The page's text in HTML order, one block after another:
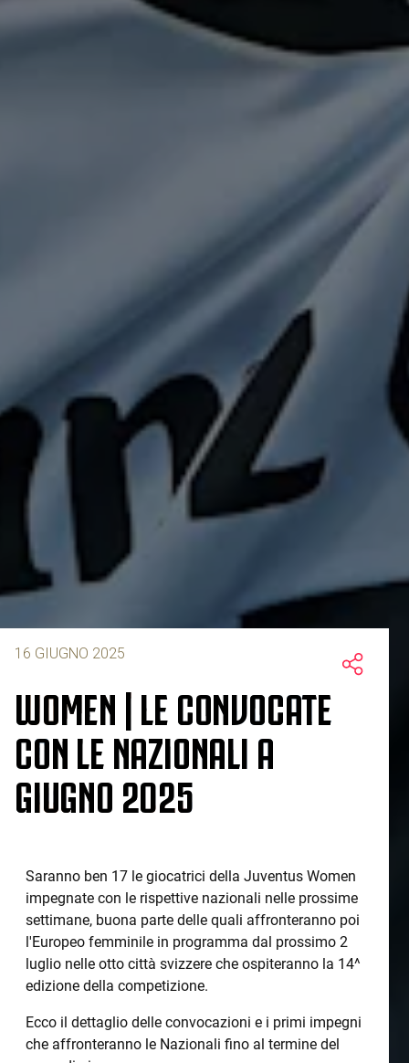
16 GIUGNO 2025
WOMEN | LE CONVOCATE
CON LE NAZIONALI A
GIUGNO 2025
Saranno ben 17 le giocatrici della Juventus Women
impegnate con le rispettive nazionali nelle prossime
settimane, buona parte delle quali affronteranno poi
l'Europeo femminile in programma dal prossimo 2
luglio nelle otto città svizzere che ospiteranno la 14^
edizione della competizione.
Ecco il dettaglio delle convocazioni e i primi impegni
che affronteranno le Nazionali fino al termine del